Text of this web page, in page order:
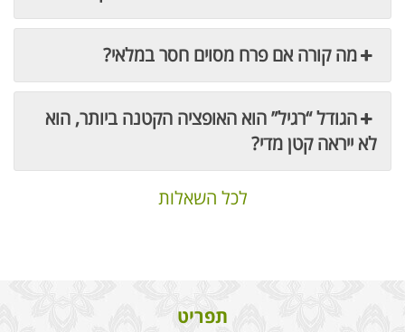
מה קורה אם פרח מסוים חסר במלאי?
הגודל “רגיל” הוא האופציה הקטנה ביותר, הוא
לא ייראה קטן מדי?
לכל השאלות
תפריט